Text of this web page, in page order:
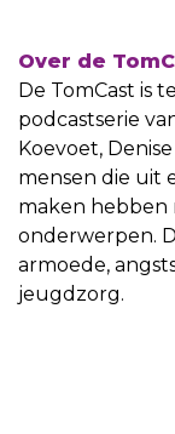
Over de
De TomCast is
podcastserie
Koevoet,
mensen die uit
maken hebben
onderwerpen.
armoede,
jeugdzorg.